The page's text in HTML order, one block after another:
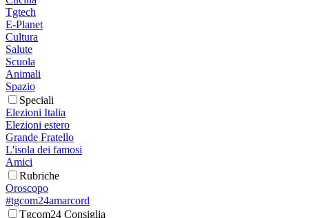
Tgtech
E-Planet
Cultura
Salute
Scuola
Animali
Spazio
Speciali
Elezioni Italia
Elezioni estero
Grande Fratello
L'isola dei famosi
Amici
Rubriche
Oroscopo
#tgcom24amarcord
Tgcom24 Consiglia